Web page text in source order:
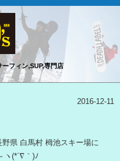
フィン,SUP,専門店
2016-12-11
県 白馬村 栂池スキー場に
ヽ(*´∇｀)ﾉ